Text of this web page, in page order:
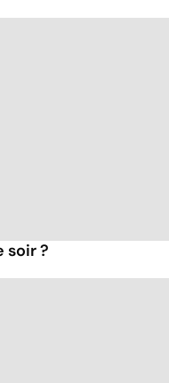
soir ?